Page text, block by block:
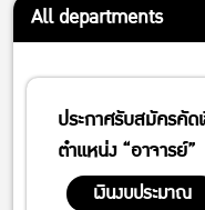
All departments
ประกาศรับสมัครคั
ตำแหน่ง “อาจารย์”
เงินงบประมาณ